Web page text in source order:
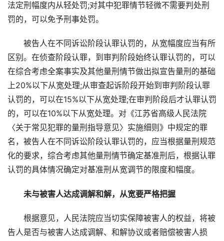
法定刑幅度内从轻处罚;对其中犯罪情节轻微不需要判处刑
罚的，可以免予刑事处罚。
被告人在不同诉讼阶段认罪认罚的，从宽幅度应当有所
区别。在侦查阶段认罪，到审判阶段始终认罪认罚的，可以
在综合考虑全案事实及其他量刑情节做出拟宣告量刑的基础
上20%以下从宽处理;从审查起诉阶段开始到审判阶段认罪
认罚的，可以在15%以下从宽处理;在审判阶段后才认罪认罚
的，可以在10%以下从宽处理。对《江苏省高级人民法院
〈关于常见犯罪的量刑指导意见〉实施细则》中规定的罪
名，被告人在不同诉讼阶段认罪认罚的，应当根据量刑规范
化的要求，综合考虑其他量刑情节确定基准刑后，根据认罪
认罚的具体情况确定对基准刑从宽调节的限度和幅度。
未与被害人达成调解和解，从宽要严格把握
根据意见，人民法院应当切实保障被害人的权益，将被
告人是否与被害人达成调解、和解协议或者赔偿被害人损